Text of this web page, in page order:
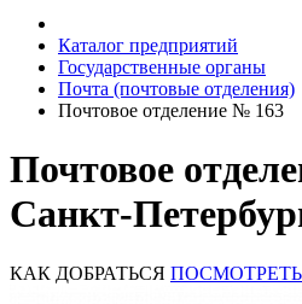
Каталог предприятий
Государственные органы
Почта (почтовые отделения)
Почтовое отделение № 163
Почтовое
Санкт-
КАК ДОБРАТЬСЯ